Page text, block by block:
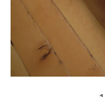
Дамски панталони
Дамски пуловери
Дамски сака
Пояси за момчета